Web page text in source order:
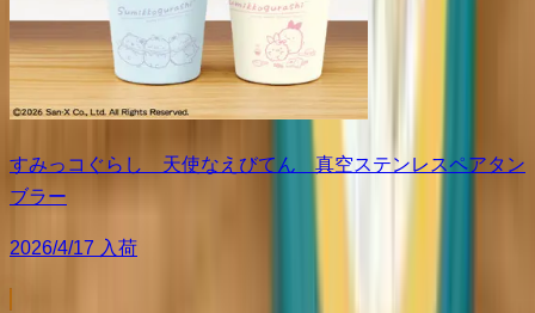
すみっコぐらし 天使なえびてん 真空ステンレスペアタン
ブラー
2026/4/17 入荷